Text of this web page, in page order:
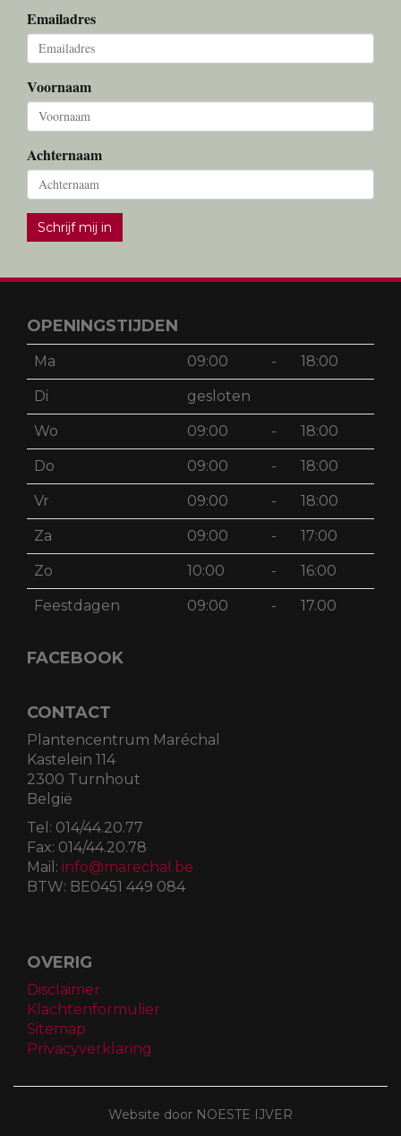
Emailadres
Voornaam
Achternaam
Schrijf mij in
OPENINGSTIJDEN
Ma 09:00 - 18:00
Di gesloten
Wo 09:00 - 18:00
Do 09:00 - 18:00
Vr 09:00 - 18:00
Za 09:00 - 17:00
Zo 10:00 - 16:00
Feestdagen 09:00 - 17.00
FACEBOOK
CONTACT
Plantencentrum Maréchal
Kastelein 114
2300 Turnhout
België
Tel: 014/44.20.77
Fax: 014/44.20.78
Mail: info@marechal.be
BTW: BE0451 449 084
OVERIG
Disclaimer
Klachtenformulier
Sitemap
Privacyverklaring
Website door NOESTE IJVER